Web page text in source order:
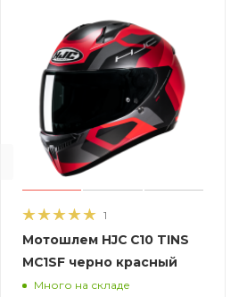
1
Мотошлем HJC C10 TINS
MC1SF черно красный
Много на складе